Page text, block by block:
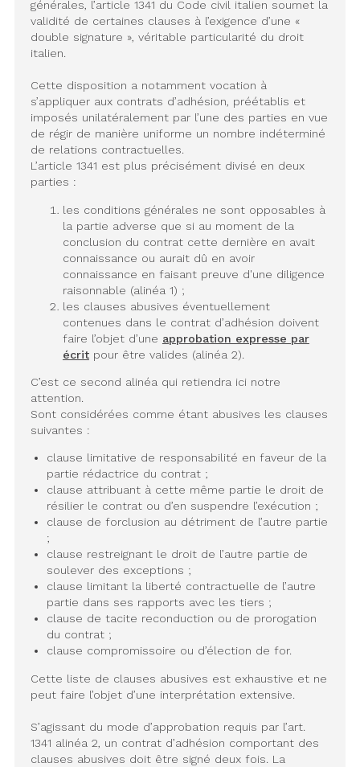
générales, l’article 1341 du Code civil italien soumet la
validité de certaines clauses à l’exigence d’une «
double signature », véritable particularité du droit
italien.
Cette disposition a notamment vocation à
s’appliquer aux contrats d’adhésion, préétablis et
imposés unilatéralement par l’une des parties en vue
de régir de manière uniforme un nombre indéterminé
de relations contractuelles.
L’article 1341 est plus précisément divisé en deux
parties :
les conditions générales ne sont opposables à
la partie adverse que si au moment de la
conclusion du contrat cette dernière en avait
connaissance ou aurait dû en avoir
connaissance en faisant preuve d'une diligence
raisonnable (alinéa 1) ;
les clauses abusives éventuellement
contenues dans le contrat d’adhésion doivent
faire l’objet d’une approbation expresse par
écritpour être valides (alinéa 2).
C’est ce second alinéa qui retiendra ici notre
attention.
Sont considérées comme étant abusives les clauses
suivantes :
clause limitative de responsabilité en faveur de la
partie rédactrice du contrat ;
clause attribuant à cette même partie le droit de
résilier le contrat ou d’en suspendre l’exécution ;
clause de forclusion au détriment de l’autre partie
;
clause restreignant le droit de l’autre partie de
soulever des exceptions ;
clause limitant la liberté contractuelle de l’autre
partie dans ses rapports avec les tiers ;
clause de tacite reconduction ou de prorogation
du contrat ;
clause compromissoire ou d’élection de for.
Cette liste de clauses abusives est exhaustive et ne
peut faire l’objet d’une interprétation extensive.
S’agissant du mode d’approbation requis par l’art.
1341 alinéa 2, un contrat d’adhésion comportant des
clauses abusives doit être signé deux fois. La